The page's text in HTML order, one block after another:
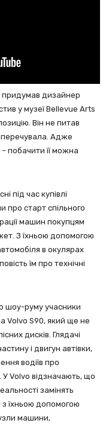
придумав дизайнер
у музеї Bellevue Arts
Він не питав
Адже
побачити її можна
під час купівлі
про старт спільного
машин покупцям
З їхньою допомогою
в окулярах
їм про технічні
шоу-руму учасники
Volvo S90, який ще не
дисків. Глядачі
і двигун автівки,
водіїв про
У Volvo відзначають, що
замінять
з їхньою допомогою
машини,